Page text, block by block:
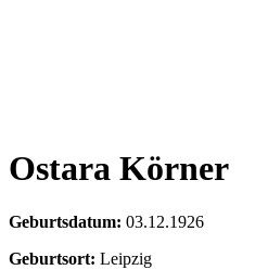
Ostara Körner
Geburtsdatum: 03.12.1926
Geburtsort: Leipzig